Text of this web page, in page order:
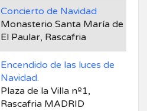
Concierto de Navidad
Monasterio Santa María de
El Paular, Rascafria
Encendido de las luces de
Navidad.
Plaza de la Villa nº1,
Rascafria MADRID